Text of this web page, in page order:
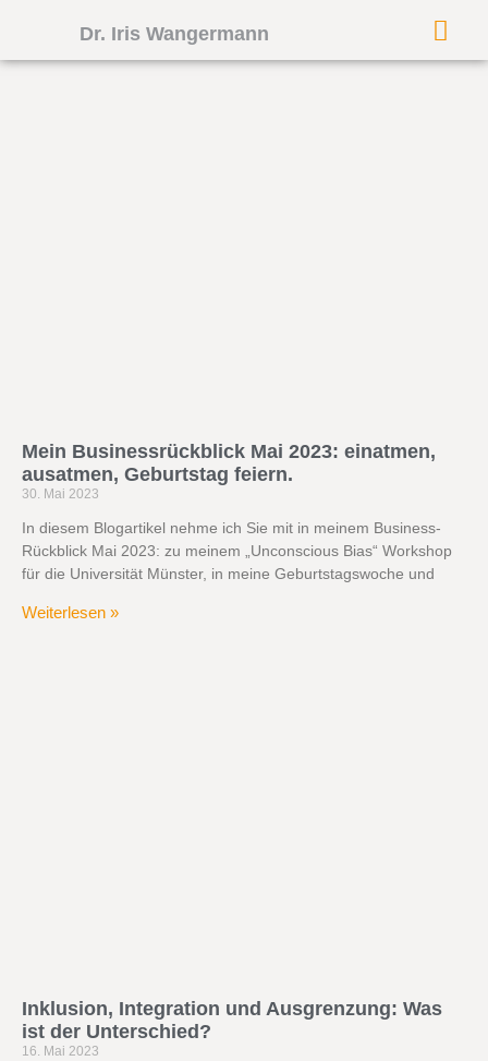
Dr. Iris Wangermann
Mein Businessrückblick Mai 2023: einatmen,
ausatmen, Geburtstag feiern.
30. Mai 2023
In diesem Blogartikel nehme ich Sie mit in meinem Business-
Rückblick Mai 2023: zu meinem „Unconscious Bias“ Workshop
für die Universität Münster, in meine Geburtstagswoche und
Weiterlesen »
Inklusion, Integration und Ausgrenzung: Was
ist der Unterschied?
16. Mai 2023